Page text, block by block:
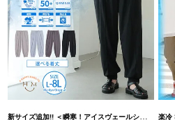
新サイズ追加!! ＜瞬寒！アイスヴェールシリーズ＞ 美脚 ジョガーパンツ 【ウェストゴム】 【ストレッチ】 | 大きいサイズの通販ならハッピーマリリン 楽冷 ひんやり